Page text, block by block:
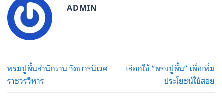
ADMIN
พรมปูพื้นสำนักงาน วัดบวรนิเวศ
ราชวรวิหาร
เลือกใช้ “พรมปูพื้น” เพื่อเพิ่ม
ประโยชน์ใช้สอย